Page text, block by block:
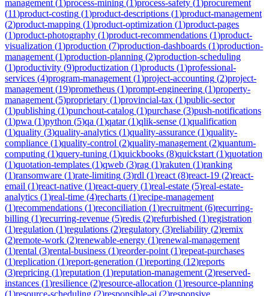
management (1)process-mining (1)process-safety (1)procurement
(11)product-costing (1)product-descriptions (1)product-management
(2)product-mapping (1)product-optimization (1)product-pages
(1)product-photography (1)product-recommendations (1)product-
visualization (1)production (7)production-dashboards (1)production-
management (1)production-planning (2)production-scheduling
(1)productivity (9)productization (1)products (1)professional-
services (4)program-management (1)project-accounting (2)project-
management (19)prometheus (1)prompt-engineering (1)property-
management (5)proprietary (1)provincial-tax (1)public-sector
(1)publishing (1)punchout-catalog (1)purchase (3)push-notifications
(1)pwa (1)python (5)qa (1)qatar(1)qlik-sense (1)qualification
(1)quality (3)quality-analytics (1)quality-assurance (1)quality-
compliance (1)quality-control (2)quality-management (2)quantum-
computing (1)query-tuning (1)quickbooks (8)quickstart (1)quotation
(1)quotation-templates (1)qweb (3)rag (1)rakuten (1)ranking
(1)ransomware (1)rate-limiting (3)rdl (1)react (8)react-19 (2)react-
email (1)react-native (1)react-query (1)real-estate (5)real-estate-
analytics (1)real-time (4)recharts (1)recipe-management
(1)recommendations (1)reconciliation (1)recruitment (6)recurring-
billing (1)recurring-revenue (5)redis (2)refurbished (1)registration
(1)regulation (1)regulations (2)regulatory (3)reliability (2)remix
(2)remote-work (2)renewable-energy (1)renewal-management
(1)rental (3)rental-business (1)reorder-point (1)repeat-purchases
(1)replication (1)report-generation (1)reporting (12)reports
(3)repricing (1)reputation (1)reputation-management (2)reserved-
instances (1)resilience (2)resource-allocation (1)resource-planning
(1)resource-scheduling (2)responsible-ai (2)responsive